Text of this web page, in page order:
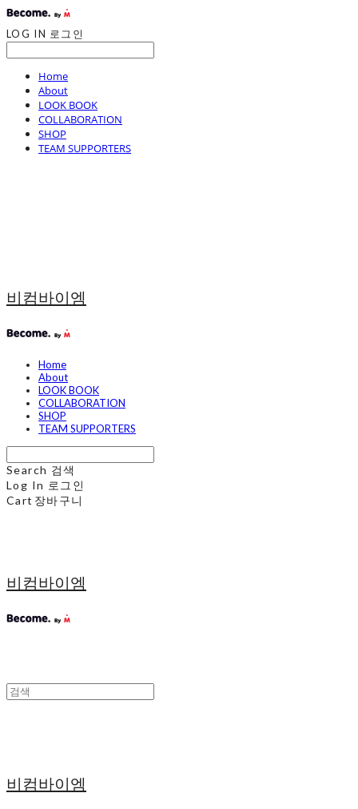
LOG IN 로그인
Home
About
LOOK BOOK
COLLABORATION
SHOP
TEAM SUPPORTERS
비컴바이엠
Home
About
LOOK BOOK
COLLABORATION
SHOP
TEAM SUPPORTERS
Search 검색
Log In 로그인
Cart 장바구니
비컴바이엠
비컴바이엠